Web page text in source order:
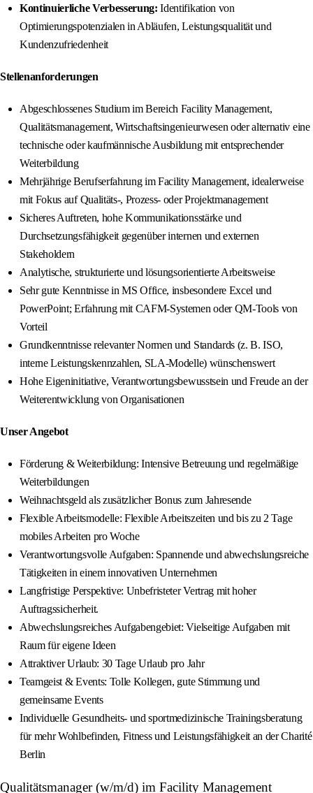
Kontinuierliche Verbesserung: Identifikation von
Optimierungspotenzialen in Abläufen, Leistungsqualität und
Kundenzufriedenheit
Stellenanforderungen
Abgeschlossenes Studium im Bereich Facility Management,
Qualitätsmanagement, Wirtschaftsingenieurwesen oder alternativ eine
technische oder kaufmännische Ausbildung mit entsprechender
Weiterbildung
Mehrjährige Berufserfahrung im Facility Management, idealerweise
mit Fokus auf Qualitäts-, Prozess- oder Projektmanagement
Sicheres Auftreten, hohe Kommunikationsstärke und
Durchsetzungsfähigkeit gegenüber internen und externen
Stakeholdern
Analytische, strukturierte und lösungsorientierte Arbeitsweise
Sehr gute Kenntnisse in MS Office, insbesondere Excel und
PowerPoint; Erfahrung mit CAFM-Systemen oder QM-Tools von
Vorteil
Grundkenntnisse relevanter Normen und Standards (z. B. ISO,
interne Leistungskennzahlen, SLA-Modelle) wünschenswert
Hohe Eigeninitiative, Verantwortungsbewusstsein und Freude an der
Weiterentwicklung von Organisationen
Unser Angebot
Förderung & Weiterbildung: Intensive Betreuung und regelmäßige
Weiterbildungen
Weihnachtsgeld als zusätzlicher Bonus zum Jahresende
Flexible Arbeitsmodelle: Flexible Arbeitszeiten und bis zu 2 Tage
mobiles Arbeiten pro Woche
Verantwortungsvolle Aufgaben: Spannende und abwechslungsreiche
Tätigkeiten in einem innovativen Unternehmen
Langfristige Perspektive: Unbefristeter Vertrag mit hoher
Auftragssicherheit.
Abwechslungsreiches Aufgabengebiet: Vielseitige Aufgaben mit
Raum für eigene Ideen
Attraktiver Urlaub: 30 Tage Urlaub pro Jahr
Teamgeist & Events: Tolle Kollegen, gute Stimmung und
gemeinsame Events
Individuelle Gesundheits- und sportmedizinische Trainingsberatung
für mehr Wohlbefinden, Fitness und Leistungsfähigkeit an der Charité
Berlin
Qualitätsmanager (w/m/d) im Facility Management